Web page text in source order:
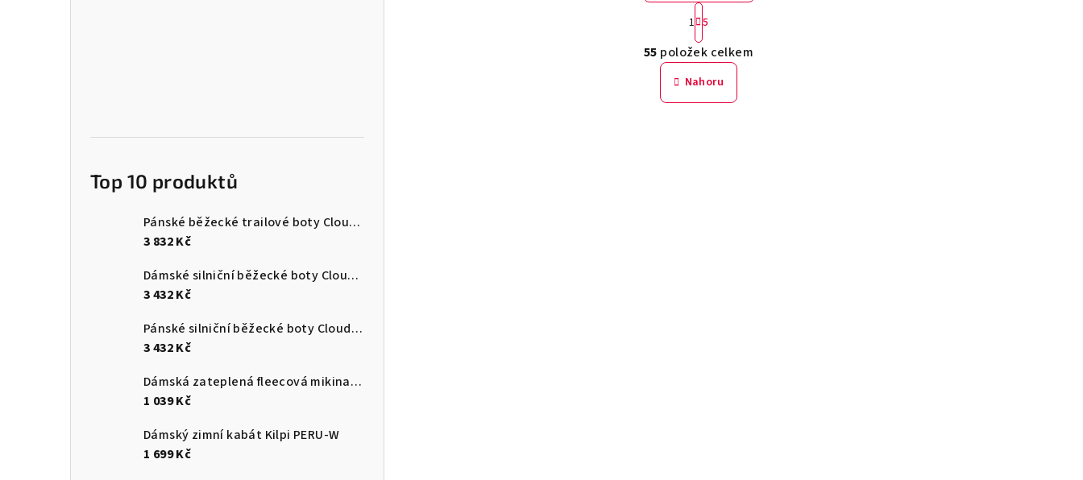
Top 10 produktů
Pánské běžecké trailové boty Cloudultra 3
3 832 Kč
Dámské silniční běžecké boty Cloudswift 4
3 432 Kč
Pánské silniční běžecké boty Cloudsurfer Max
3 432 Kč
Dámská zateplená fleecová mikina s kapucí Kilpi NEVIA-W
1 039 Kč
Dámský zimní kabát Kilpi PERU-W
1 699 Kč
O
v
l
á
S
t
r
á
n
k
1 5
55 položek celkem
Nahoru